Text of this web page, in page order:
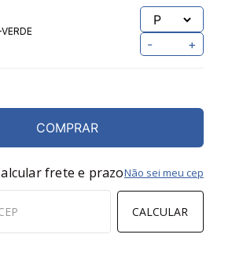
- +
COMPRAR
frete e prazoNão sei meu cep